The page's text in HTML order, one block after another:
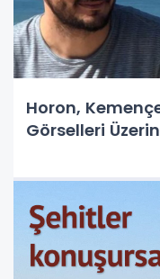
Horon,
Görselleri